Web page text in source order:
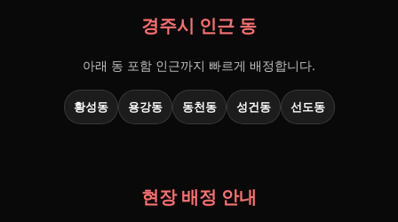
경주시 인근 동
아래 동 포함 인근까지 빠르게 배정합니다.
황성동 용강동 동천동 성건동 선도동
현장 배정 안내